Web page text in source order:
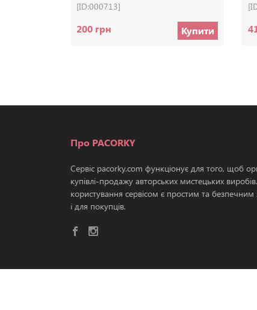
[ID:000713]
200 грн Купити
Про PACORKY
Сервіс pacorky.com функціонує для того, щоб
купівлі-продажу авторських мистецьких
користування сервісом є простим та безпечним
і для покупців.